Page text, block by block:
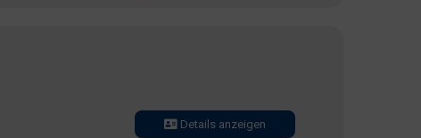
Details anzeigen